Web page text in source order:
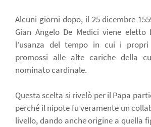
Alcuni giorni dopo, il 25 dicembre
Gian Angelo De Medici viene eletto
l’usanza del tempo in cui i
promossi alle alte cariche della
nominato cardinale.
Questa scelta si rivelò per il Papa
perché il nipote fu veramente un
livello, dando anche origine a quella